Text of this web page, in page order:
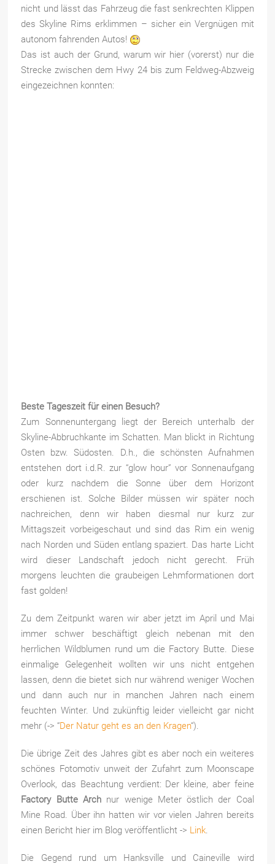
nicht und lässt das Fahrzeug die fast senkrechten Klippen
des Skyline Rims erklimmen – sicher ein Vergnügen mit
autonom fahrenden Autos!
Das ist auch der Grund, warum wir hier (vorerst) nur die
Strecke zwischen dem Hwy 24 bis zum Feldweg-Abzweig
eingezeichnen konnten:
Beste Tageszeit für einen Besuch?
Zum Sonnenuntergang liegt der Bereich unterhalb der
Skyline-Abbruchkante im Schatten. Man blickt in Richtung
Osten bzw. Südosten. D.h., die schönsten Aufnahmen
entstehen dort i.d.R. zur “glow hour” vor Sonnenaufgang
oder kurz nachdem die Sonne über dem Horizont
erschienen ist. Solche Bilder müssen wir später noch
nachreichen, denn wir haben diesmal nur kurz zur
Mittagszeit vorbeigeschaut und sind das Rim ein wenig
nach Norden und Süden entlang spaziert. Das harte Licht
wird dieser Landschaft jedoch nicht gerecht. Früh
morgens leuchten die graubeigen Lehmformationen dort
fast golden!
Zu dem Zeitpunkt waren wir aber jetzt im April und Mai
immer schwer beschäftigt gleich nebenan mit den
herrlichen Wildblumen rund um die Factory Butte. Diese
einmalige Gelegenheit wollten wir uns nicht entgehen
lassen, denn die bietet sich nur während weniger Wochen
und dann auch nur in manchen Jahren nach einem
feuchten Winter. Und zukünftig leider vielleicht gar nicht
mehr (-> “Der Natur geht es an den Kragen“).
Die übrige Zeit des Jahres gibt es aber noch ein weiteres
schönes Fotomotiv unweit der Zufahrt zum Moonscape
Overlook, das Beachtung verdient: Der kleine, aber feine
Factory Butte Arch nur wenige Meter östlich der Coal
Mine Road. Über ihn hatten wir vor vielen Jahren bereits
einen Bericht hier im Blog veröffentlicht -> Link.
Die Gegend rund um Hanksville und Caineville wird